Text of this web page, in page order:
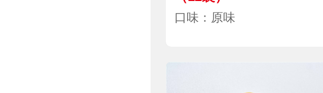
口味：原味